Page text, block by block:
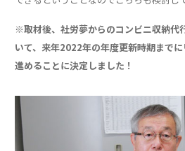
※取材後、社労夢からのコンビニ収納代
いて、来年2022年の年度更新時期まで
進めることに決定しました！